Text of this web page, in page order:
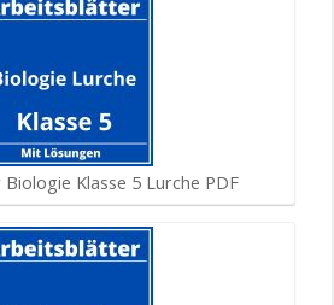
Klasse 5 Lurche PDF